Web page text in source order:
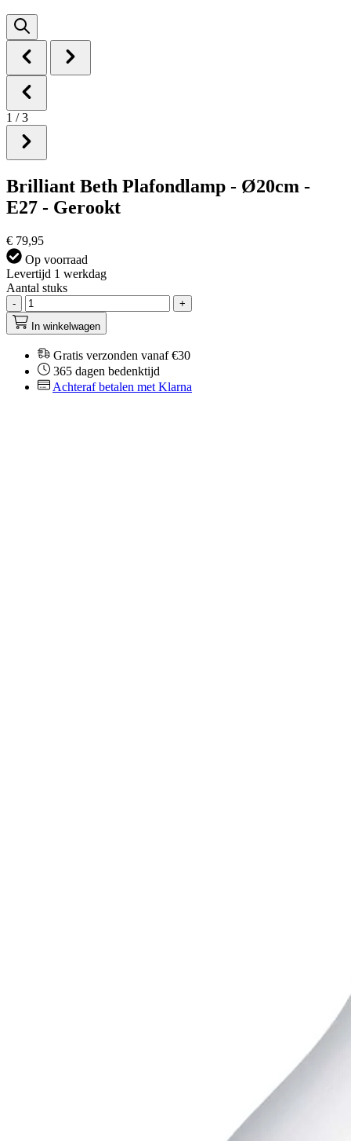
1 / 3
Brilliant Beth Plafondlamp - Ø20cm -
E27 - Gerookt
€ 79,95
Op voorraad
Levertijd 1 werkdag
Aantal stuks
-
+
In winkelwagen
Gratis verzonden vanaf €30
365 dagen bedenktijd
Achteraf betalen met Klarna